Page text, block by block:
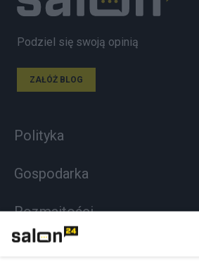
Podziel się swoją opinią
ZAŁÓŻ BLOG
Polityka
Gospodarka
Rozmaitości